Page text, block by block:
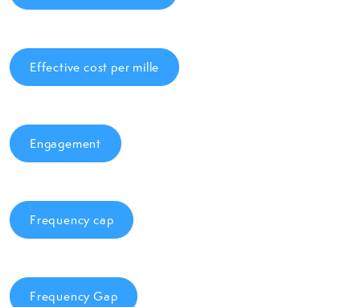
Effective cost per mille
Engagement
Frequency cap
Frequency Gap